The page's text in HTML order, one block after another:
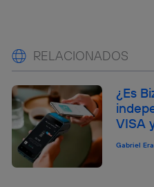
RELACIONADOS
¿Es
VISA
Gabriel